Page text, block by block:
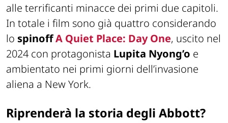
alle terrificanti minacce dei primi due capitoli.
In totale i film sono già quattro considerando
lo spinoffA Quiet Place: Day One, uscito nel
2024 con protagonista Lupita Nyong’o e
ambientato nei primi giorni dell’invasione
aliena a New York.
Riprenderà la storia degli Abbott?